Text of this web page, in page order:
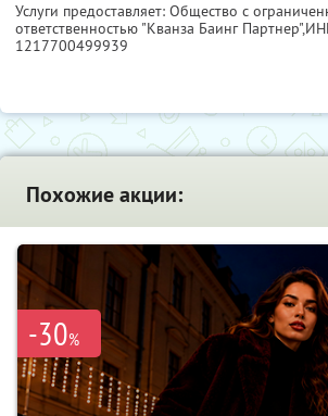
Услуги предоставляет: Общество с
ответственностью "Кванза Баинг Партнер",
1217700499939
Похожие акции:
-30%